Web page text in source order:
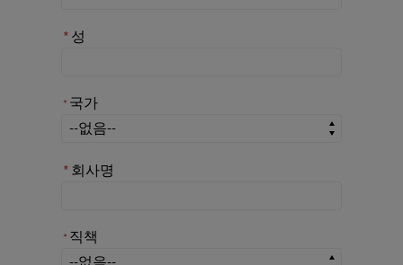
*성
* 국가
국가
*회사명
* 직책
직책